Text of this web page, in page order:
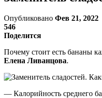
Опубликовано Фев 21, 2022
546
Поделится
Почему стоит есть бананы
Елена Ливанцова.
— Калорийность среднего